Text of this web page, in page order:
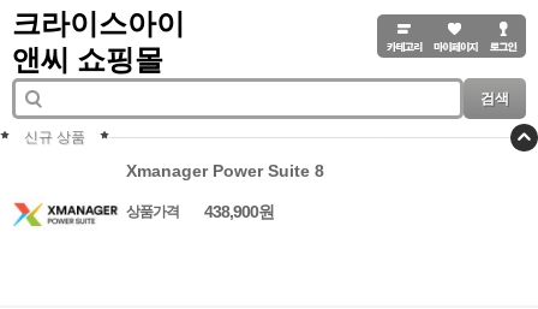
크라이스아이
앤씨 쇼핑몰
검색
신규 상품
Xmanager Power Suite 8
상품가격 438,900원